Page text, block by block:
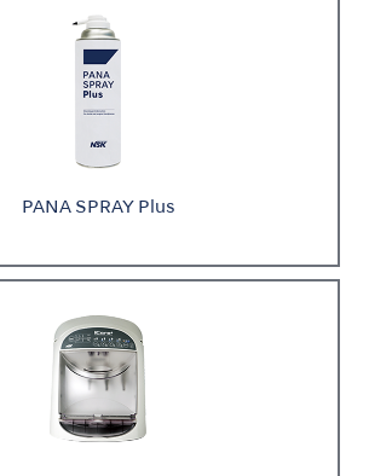
PANA SPRAY Plus